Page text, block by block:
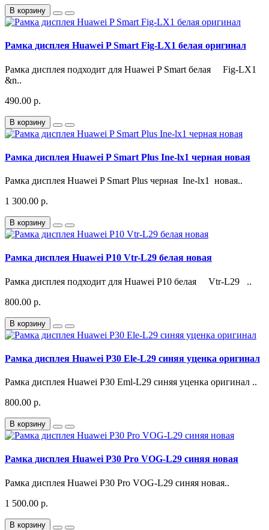
В корзину
Рамка дисплея Huawei P Smart Fig-LX1 белая оригинал
Рамка дисплея подходит для Huawei P Smart белая Fig-LX1
&n..
490.00 р.
В корзину
Рамка дисплея Huawei P Smart Plus Ine-lx1 черная новая
Рамка дисплея Huawei P Smart Plus черная Ine-lx1 новая..
1 300.00 р.
В корзину
Рамка дисплея Huawei P10 Vtr-L29 белая новая
Рамка дисплея подходит для Huawei P10 белая Vtr-L29 ..
800.00 р.
В корзину
Рамка дисплея Huawei P30 Ele-L29 синяя уценка оригинал
Рамка дисплея Huawei P30 Eml-L29 синяя уценка оригинал ..
800.00 р.
В корзину
Рамка дисплея Huawei P30 Pro VOG-L29 синяя новая
Рамка дисплея Huawei P30 Pro VOG-L29 синяя новая..
1 500.00 р.
В корзину